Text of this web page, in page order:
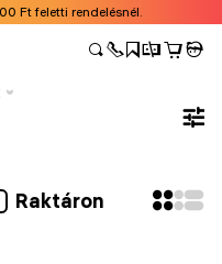
Ft feletti rendelésnél.
Raktáron